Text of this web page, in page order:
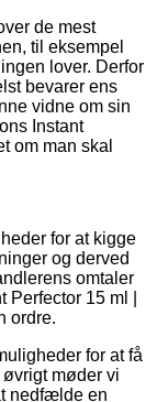
de mest
til eksempel
lover. Derfor
bevarer ens
vidne om sin
Instant
om man skal
for at kigge
og derved
omtaler
15 ml |
ordre.
for at få
møder vi
nedfælde en